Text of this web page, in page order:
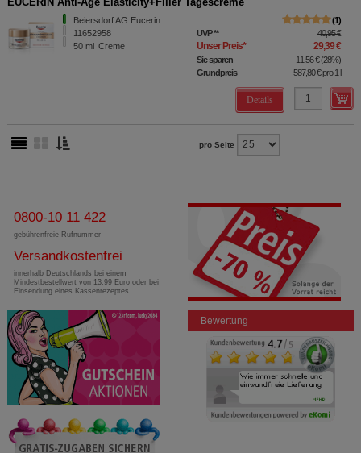
Beiersdorf AG Eucerin
11652958
50 ml Creme
1
UVP** 40,95 €
Unser Preis* 29,39 €
Sie sparen 11,56 €(28%)
Grundpreis
587,80 €pro 1 l
Details
pro Seite
0800-10 11 422
gebührenfreie Rufnummer
Versandkostenfrei
innerhalb Deutschlands bei einem
Mindestbestellwert von 13,99 Euro oder bei
Einsendung eines Kassenrezeptes
Bewertung